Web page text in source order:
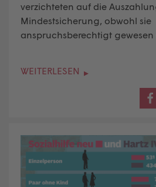
verzichteten auf die
Mindestsicherung, obwohl sie
anspruchsberechtigt gewesen
WEITERLESEN